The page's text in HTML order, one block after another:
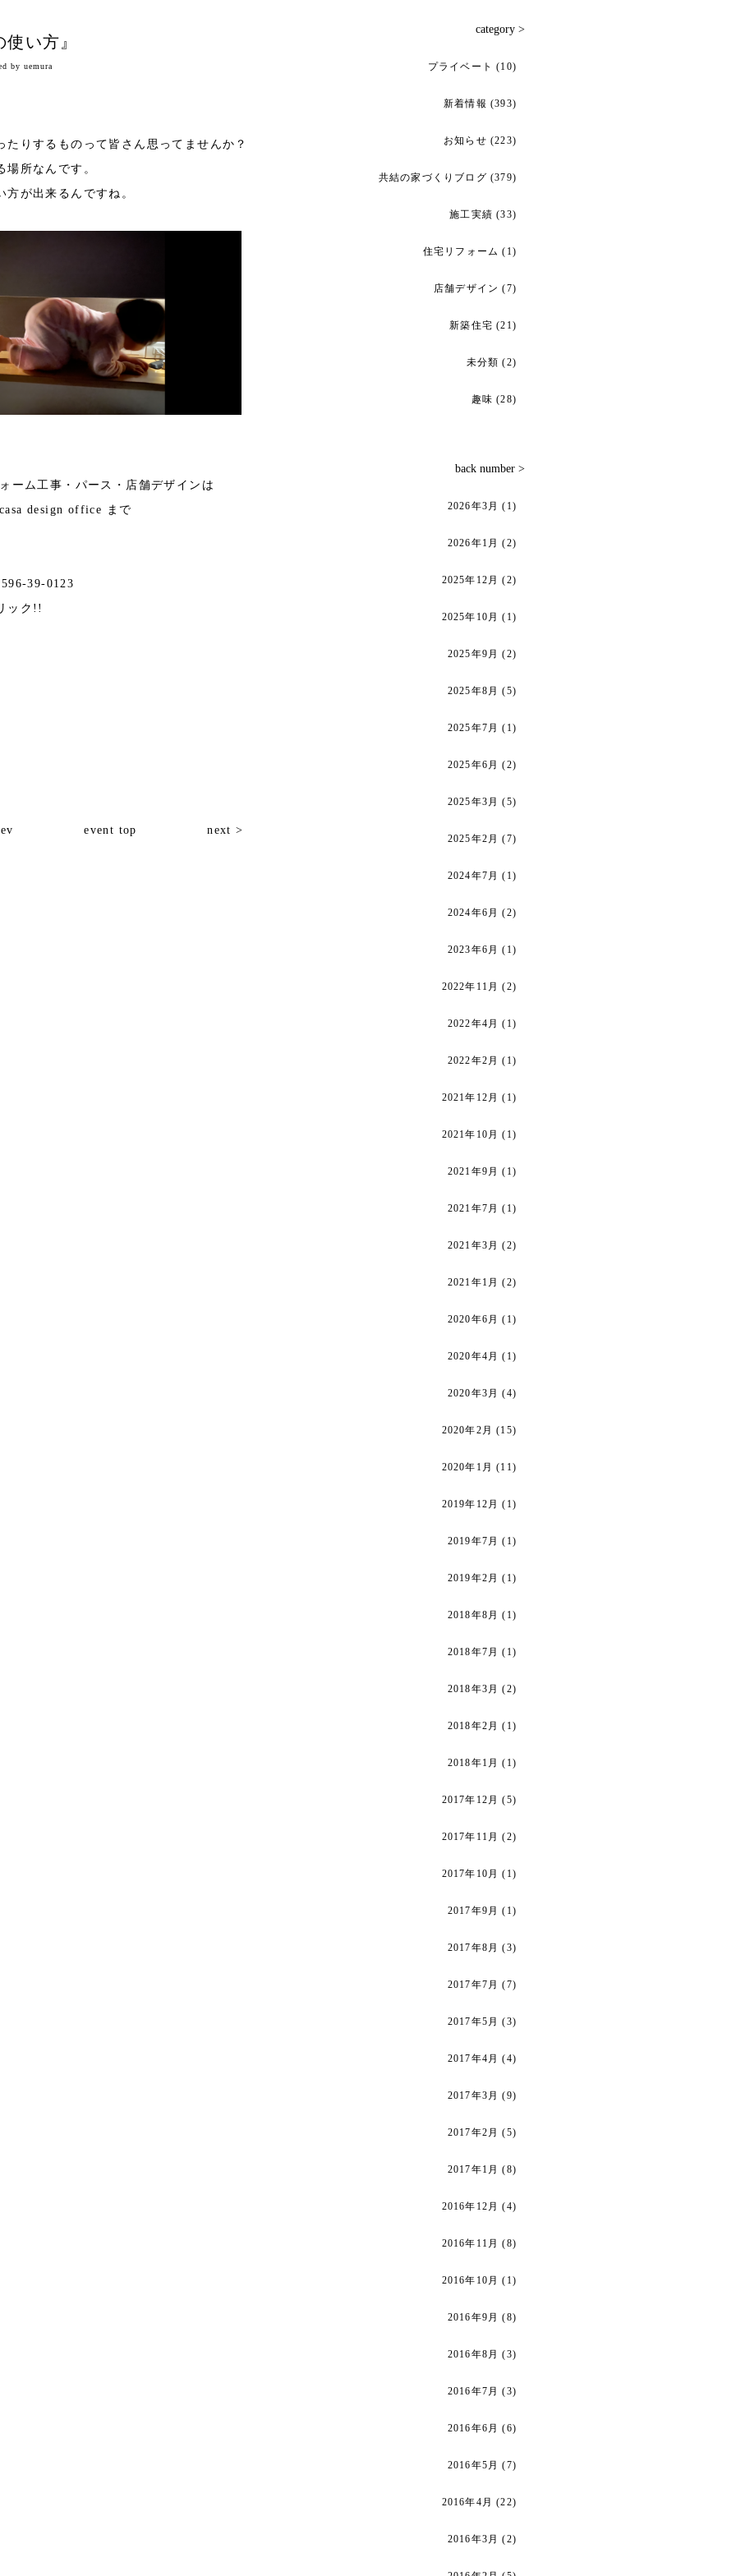
い方』
by uemura
たりするものって皆さん思ってませんか？
所なんです。
が出来るんですね。
ーム工事・パース・店舗デザインは
design office まで
39-0123
ック!!
event top next >
category >
プライベート (10)
新着情報 (393)
お知らせ (223)
共結の家づくりブログ (379)
施工実績 (33)
住宅リフォーム (1)
店舗デザイン (7)
新築住宅 (21)
未分類 (2)
趣味 (28)
back number >
2026年3月 (1)
2026年1月 (2)
2025年12月 (2)
2025年10月 (1)
2025年9月 (2)
2025年8月 (5)
2025年7月 (1)
2025年6月 (2)
2025年3月 (5)
2025年2月 (7)
2024年7月 (1)
2024年6月 (2)
2023年6月 (1)
2022年11月 (2)
2022年4月 (1)
2022年2月 (1)
2021年12月 (1)
2021年10月 (1)
2021年9月 (1)
2021年7月 (1)
2021年3月 (2)
2021年1月 (2)
2020年6月 (1)
2020年4月 (1)
2020年3月 (4)
2020年2月 (15)
2020年1月 (11)
2019年12月 (1)
2019年7月 (1)
2019年2月 (1)
2018年8月 (1)
2018年7月 (1)
2018年3月 (2)
2018年2月 (1)
2018年1月 (1)
2017年12月 (5)
2017年11月 (2)
2017年10月 (1)
2017年9月 (1)
2017年8月 (3)
2017年7月 (7)
2017年5月 (3)
2017年4月 (4)
2017年3月 (9)
2017年2月 (5)
2017年1月 (8)
2016年12月 (4)
2016年11月 (8)
2016年10月 (1)
2016年9月 (8)
2016年8月 (3)
2016年7月 (3)
2016年6月 (6)
2016年5月 (7)
2016年4月 (22)
2016年3月 (2)